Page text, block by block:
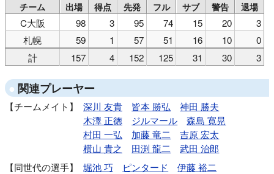
チーム 出場 得点 先発 フル サブ 警告 退場
C大阪 98 3 95 74 15 20
3
札幌
59 1 57 51 16 10
0
計
157 4 152 125 31 30 3
関連プレーヤー
チームメイト 深川 友貴 皆本 勝弘
神田 勝夫
木澤 正徳
ジルマール
森島 寛晃
村田 一弘
加藤 竜二
吉原 宏太
横山 貴之
田渕 龍二
武田 治郎
同世代の選手
堀池 巧 ピンタード
伊藤 裕二